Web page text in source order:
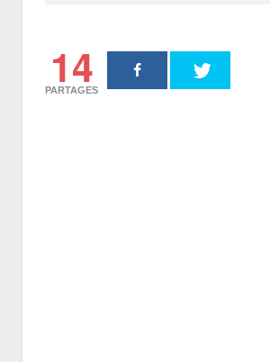
14
PARTAGES